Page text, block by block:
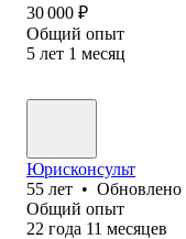
30 000 ₽
Общий опыт
5 лет 1 месяц
Юрисконсульт
55 лет • Обновлено
Общий опыт
22 года 11 месяцев